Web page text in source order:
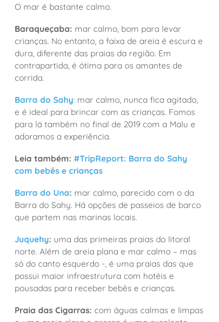
O mar é bastante calmo.
Baraqueçaba: mar calmo, bom para levar
crianças. No entanto, a faixa de areia é escura e
dura, diferente das praias da região. Em
contrapartida, é ótima para os amantes de
corrida.
Barra do Sahy: mar calmo, nunca fica agitado,
e é ideal para brincar com as crianças. Fomos
para lá também no final de 2019 com a Malu e
adoramos a experiência.
Leia também: #TripReport: Barra do Sahy
com bebês e crianças
Barra do Una: mar calmo, parecido com o da
Barra do Sahy. Há opções de passeios de barco
que partem nas marinas locais.
Juquehy: uma das primeiras praias do litoral
norte. Além de areia plana e mar calmo – mas
só do canto esquerdo -, é uma praias das que
possui maior infraestrutura com hotéis e
pousadas para receber bebês e crianças.
Praia das Cigarras: com águas calmas e limpas